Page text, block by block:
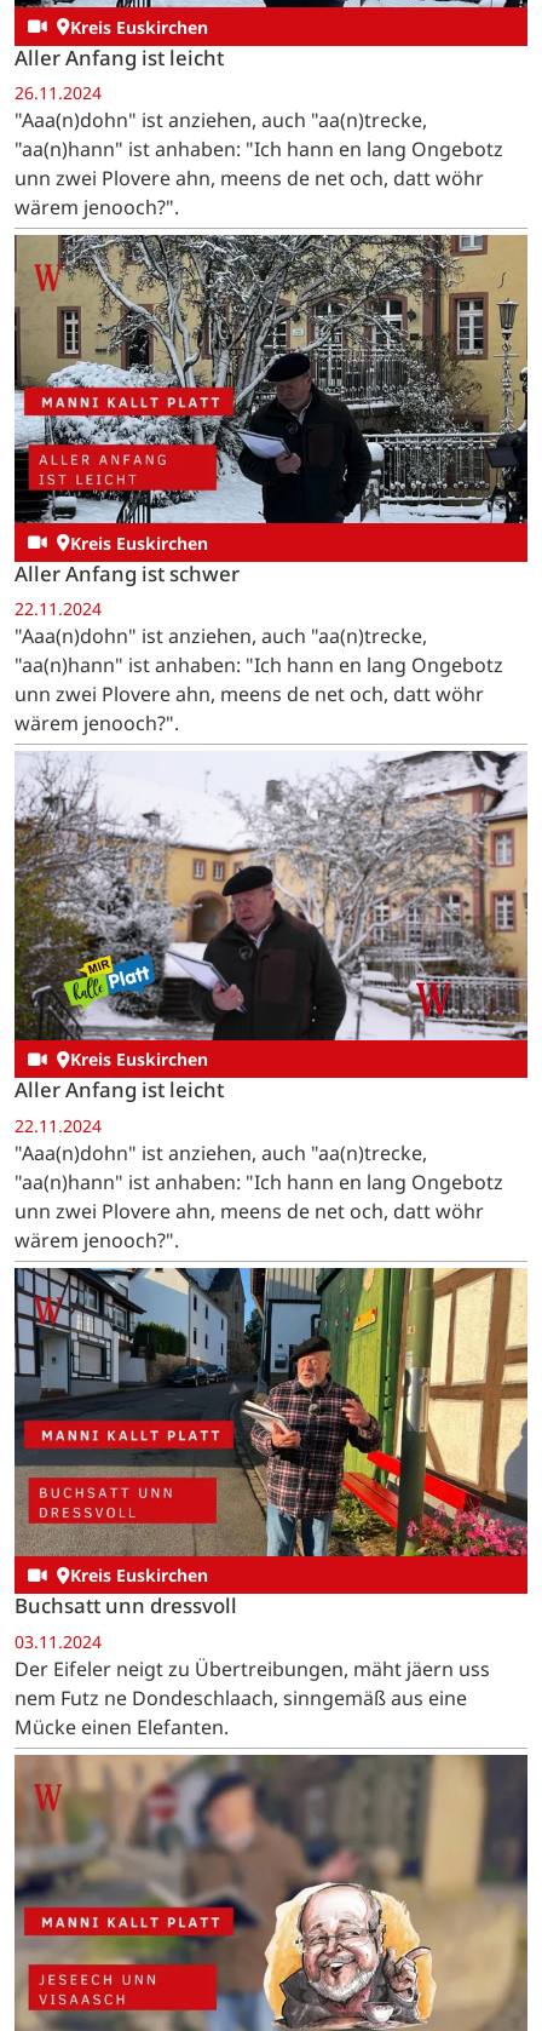
Kreis Euskirchen
Aller Anfang ist leicht
26.11.2024
"Aaa(n)dohn" ist anziehen, auch "aa(n)trecke,
"aa(n)hann" ist anhaben: "Ich hann en lang Ongebotz
unn zwei Plovere ahn, meens de net och, datt wöhr
wärem jenooch?".
Kreis Euskirchen
Aller Anfang ist schwer
22.11.2024
"Aaa(n)dohn" ist anziehen, auch "aa(n)trecke,
"aa(n)hann" ist anhaben: "Ich hann en lang Ongebotz
unn zwei Plovere ahn, meens de net och, datt wöhr
wärem jenooch?".
Kreis Euskirchen
Aller Anfang ist leicht
22.11.2024
"Aaa(n)dohn" ist anziehen, auch "aa(n)trecke,
"aa(n)hann" ist anhaben: "Ich hann en lang Ongebotz
unn zwei Plovere ahn, meens de net och, datt wöhr
wärem jenooch?".
Kreis Euskirchen
Buchsatt unn dressvoll
03.11.2024
Der Eifeler neigt zu Übertreibungen, mäht jäern uss
nem Futz ne Dondeschlaach, sinngemäß aus eine
Mücke einen Elefanten.